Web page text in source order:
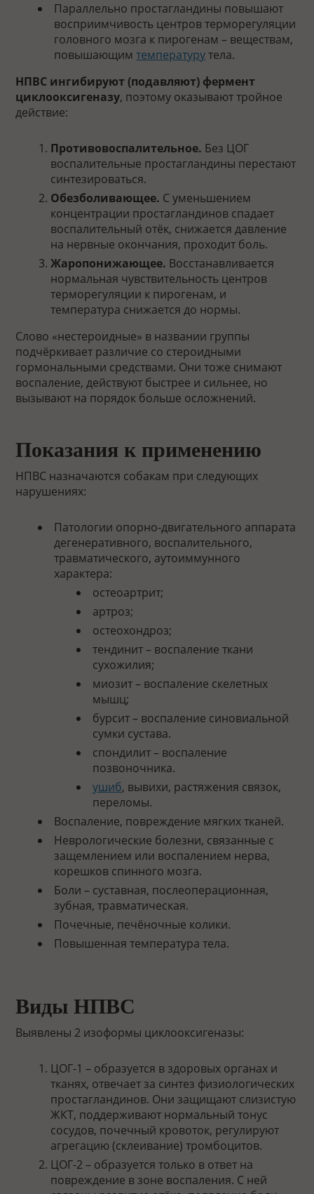
Параллельно простагландины повышают
восприимчивость центров терморегуляции
головного мозга к пирогенам – веществам,
повышающимтемпературутела.
НПВС ингибируют (подавляют) фермент
циклооксигеназу, поэтому оказывают тройное
действие:
Противовоспалительное. Без ЦОГ
воспалительные простагландины перестают
синтезироваться.
Обезболивающее. С уменьшением
концентрации простагландинов спадает
воспалительный отёк, снижается давление
на нервные окончания, проходит боль.
Жаропонижающее. Восстанавливается
нормальная чувствительность центров
терморегуляции к пирогенам, и
температура снижается до нормы.
Слово «нестероидные» в названии группы
подчёркивает различие со стероидными
гормональными средствами. Они тоже снимают
воспаление, действуют быстрее и сильнее, но
вызывают на порядок больше осложнений.
Показания к применению
НПВС назначаются собакам при следующих
нарушениях:
Патологии опорно-двигательного аппарата
дегенеративного, воспалительного,
травматического, аутоиммунного
характера:
остеоартрит;
артроз;
остеохондроз;
тендинит – воспаление ткани
сухожилия;
миозит – воспаление скелетных
мышц;
бурсит – воспаление синовиальной
сумки сустава.
спондилит – воспаление
позвоночника.
ушиб, вывихи, растяжения связок,
переломы.
Воспаление, повреждение мягких тканей.
Неврологические болезни, связанные с
защемлением или воспалением нерва,
корешков спинного мозга.
Боли – суставная, послеоперационная,
зубная, травматическая.
Почечные, печёночные колики.
Повышенная температура тела.
Виды НПВС
Выявлены 2 изоформы циклооксигеназы:
ЦОГ-1 – образуется в здоровых органах и
тканях, отвечает за синтез физиологических
простагландинов. Они защищают слизистую
ЖКТ, поддерживают нормальный тонус
сосудов, почечный кровоток, регулируют
агрегацию (склеивание) тромбоцитов.
ЦОГ-2 – образуется только в ответ на
повреждение в зоне воспаления. С ней